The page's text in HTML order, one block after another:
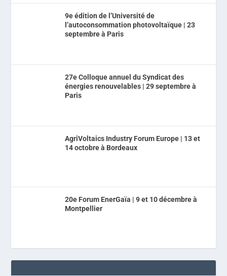
9e édition de l’Université de
l’autoconsommation photovoltaïque | 23
septembre à Paris
27e Colloque annuel du Syndicat des
énergies renouvelables | 29 septembre à
Paris
AgriVoltaics Industry Forum Europe | 13 et
14 octobre à Bordeaux
20e Forum EnerGaïa | 9 et 10 décembre à
Montpellier